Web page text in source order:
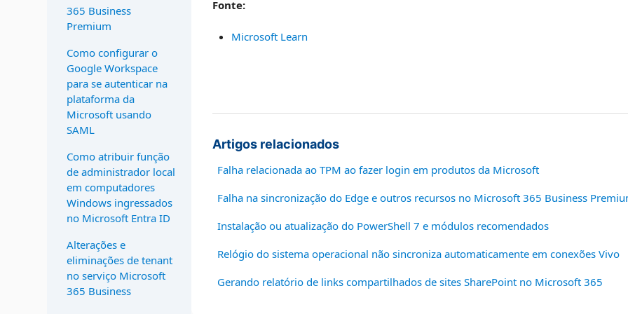
365 Business
Premium
Como configurar o
Google Workspace
para se autenticar na
plataforma da
Microsoft usando
SAML
Como atribuir função
de administrador local
em computadores
Windows ingressados
no Microsoft Entra ID
Alterações e
eliminações de tenant
no serviço Microsoft
365 Business
Fonte:
Microsoft Learn
Artigos relacionados
Falha relacionada ao TPM ao fazer login em produtos da Microsoft
Falha na sincronização do Edge e outros recursos no Microsoft 365 Business
Instalação ou atualização do PowerShell 7 e módulos recomendados
Relógio do sistema operacional não sincroniza automaticamente em conexões Vivo
Gerando relatório de links compartilhados de sites SharePoint no Microsoft 365